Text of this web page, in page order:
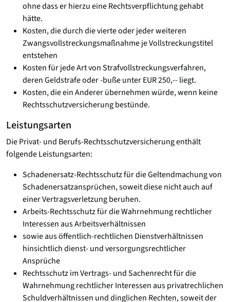
ohne dass er hierzu eine Rechtsverpflichtung gehabt
hätte.
Kosten, die durch die vierte oder jeder weiteren
Zwangsvollstreckungsmaßnahme je Vollstreckungstitel
entstehen
Kosten für jede Art von Strafvollstreckungsverfahren,
deren Geldstrafe oder -buße unter EUR 250,-- liegt.
Kosten, die ein Anderer übernehmen würde, wenn keine
Rechtsschutzversicherung bestünde.
Leistungsarten
Die Privat- und Berufs-Rechtsschutzversicherung enthält
folgende Leistungsarten:
Schadenersatz-Rechtsschutz für die Geltendmachung von
Schadenersatzansprüchen, soweit diese nicht auch auf
einer Vertragsverletzung beruhen.
Arbeits-Rechtsschutz für die Wahrnehmung rechtlicher
Interessen aus Arbeitsverhältnissen
sowie aus öffentlich-rechtlichen Dienstverhältnissen
hinsichtlich dienst- und versorgungsrechtlicher
Ansprüche
Rechtsschutz im Vertrags- und Sachenrecht für die
Wahrnehmung rechtlicher Interessen aus privatrechlichen
Schuldverhältnissen und dinglichen Rechten, soweit der